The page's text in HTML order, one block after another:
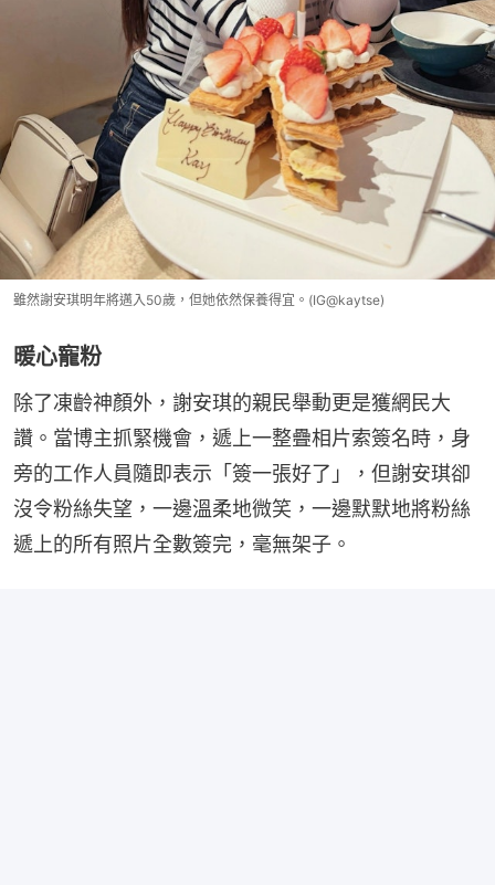
雖然謝安琪明年將邁入50歲，但她依然保養得宜。(IG@kaytse)
暖心寵粉
除了凍齡神顏外，謝安琪的親民舉動更是獲網民大
讚。當博主抓緊機會，遞上一整疊相片索簽名時，身
旁的工作人員隨即表示「簽一張好了」，但謝安琪卻
沒令粉絲失望，一邊溫柔地微笑，一邊默默地將粉絲
遞上的所有照片全數簽完，毫無架子。